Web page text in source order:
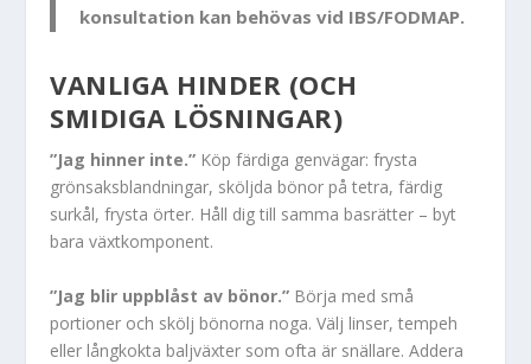
konsultation kan behövas vid IBS/FODMAP.
VANLIGA HINDER (OCH
SMIDIGA LÖSNINGAR)
”Jag hinner inte.” Köp färdiga genvägar: frysta
grönsaksblandningar, sköljda bönor på tetra, färdig
surkål, frysta örter. Håll dig till samma basrätter – byt
bara växtkomponent.
”Jag blir uppblåst av bönor.” Börja med små
portioner och skölj bönorna noga. Välj linser, tempeh
eller långkokta baljväxter som ofta är snällare. Addera